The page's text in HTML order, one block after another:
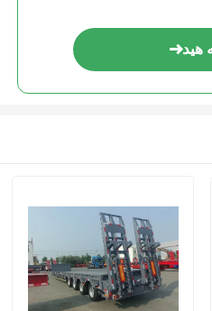
هید